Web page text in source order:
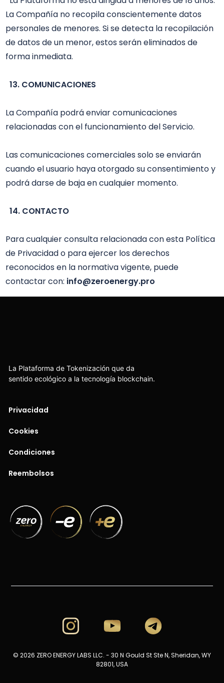
La Compañía no recopila conscientemente datos
personales de menores. Si se detecta la recopilación
de datos de un menor, estos serán eliminados de
forma inmediata.
13. COMUNICACIONES
La Compañía podrá enviar comunicaciones
relacionadas con el funcionamiento del Servicio.
Las comunicaciones comerciales solo se enviarán
cuando el usuario haya otorgado su consentimiento y
podrá darse de baja en cualquier momento.
14. CONTACTO
Para cualquier consulta relacionada con esta Política
de Privacidad o para ejercer los derechos
reconocidos en la normativa vigente, puede
contactar con: info@zeroenergy.pro
La Plataforma de Tokenización que da
sentido ecológico a la tecnología blockchain.
Privacidad
Cookies
Condiciones
Reembolsos
© 2026 ZERO ENERGY LABS LLC. - 30 N Gould St Ste N, Sheridan, WY
82801, USA